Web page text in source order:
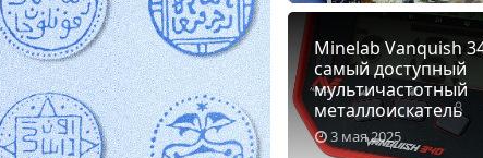
3 мая 2025
Minelab Vanquish
самый доступный
мультичастотный
металлоискатель